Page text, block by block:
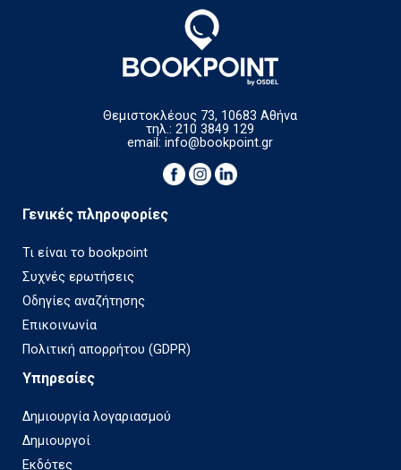
Θεμιστοκλέους 73, 10683 Αθήνα
τηλ.: 210 3849 129
email:info@bookpoint.gr
Γενικές πληροφορίες
Τι είναι το bookpoint
Συχνές ερωτήσεις
Οδηγίες αναζήτησης
Επικοινωνία
Πολιτική απορρήτου (GDPR)
Υπηρεσίες
Δημιουργία λογαριασμού
Δημιουργοί
Εκδότες